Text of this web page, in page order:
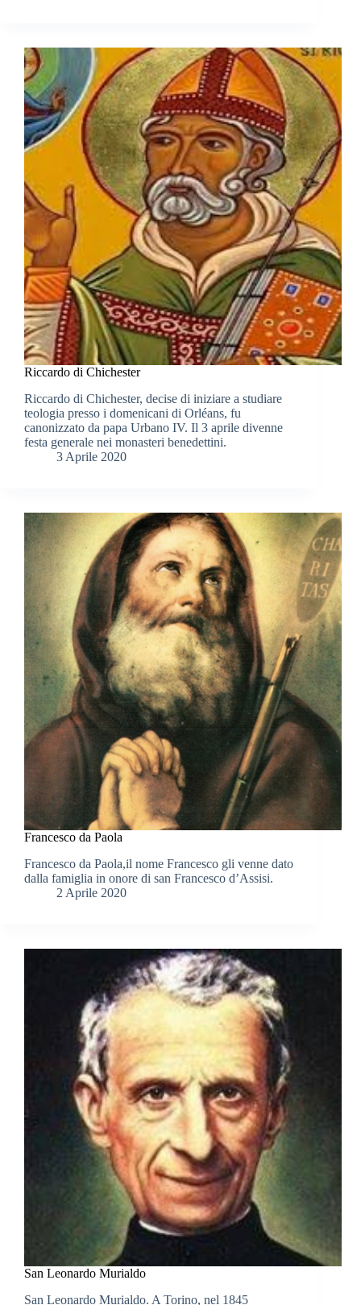
Riccardo di Chichester
Riccardo di Chichester, decise di iniziare a studiare
teologia presso i domenicani di Orléans, fu
canonizzato da papa Urbano IV. Il 3 aprile divenne
festa generale nei monasteri benedettini.
3 Aprile 2020
Francesco da Paola
Francesco da Paola,il nome Francesco gli venne dato
dalla famiglia in onore di san Francesco d’Assisi.
2 Aprile 2020
San Leonardo Murialdo
San Leonardo Murialdo. A Torino, nel 1845